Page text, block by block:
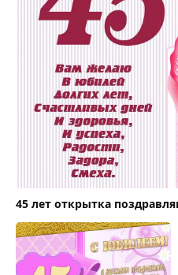
45 лет открытка